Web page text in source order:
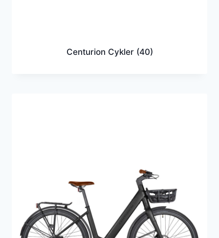
Centurion Cykler (40)